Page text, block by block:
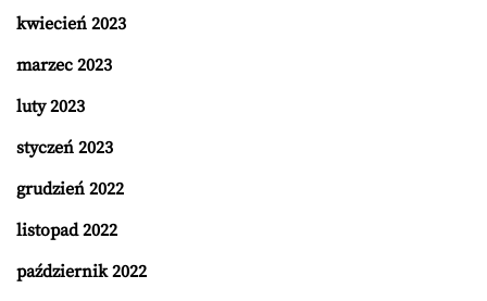
kwiecień 2023
marzec 2023
luty 2023
styczeń 2023
grudzień 2022
listopad 2022
październik 2022